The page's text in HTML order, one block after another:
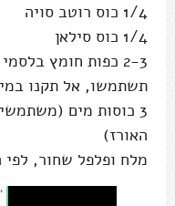
1/4 כוס רוטב סויה
1/4 כוס סילאן
2-3 כפות חומץ
תשתמשו, אל תקנו
3 כוסות מים
האורז)
מלח ופלפל שחור,